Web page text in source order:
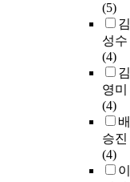
(5)
김
성수
(4)
김
영미
(4)
배
승진
(4)
이